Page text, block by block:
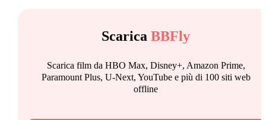
ScaricaBBFly
Scarica film da HBO Max, Disney+, Amazon Prime,
Paramount Plus, U-Next, YouTube e più di 100 siti web
offline